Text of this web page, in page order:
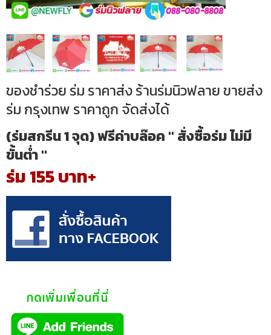
ของชำร่วย ร่ม ราคาส่ง ร้านร่มนิวฟลาย ขายส่ง
ร่ม กรุงเทพ ราคาถูก จัดส่งได้
(ร่มสกรีน 1 จุด) ฟรีค่าบล๊อค " สั่งซื้อร่ม ไม่มี
ขั้นต่ำ "
ร่ม 155 บาท+